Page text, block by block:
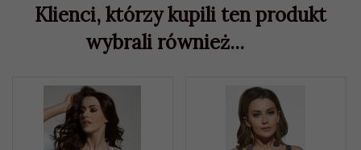
Klienci, którzy kupili ten produkt
wybrali również...